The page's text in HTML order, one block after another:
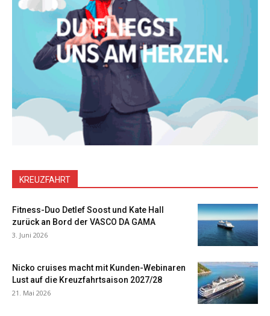
KREUZFAHRT
Fitness-Duo Detlef Soost und Kate Hall
zurück an Bord der VASCO DA GAMA
3. Juni 2026
Nicko cruises macht mit Kunden-Webinaren
Lust auf die Kreuzfahrtsaison 2027/28
21. Mai 2026